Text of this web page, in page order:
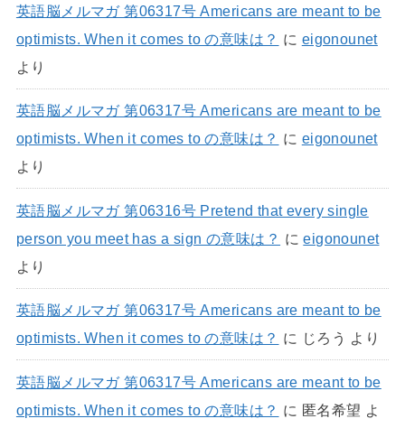
英語脳メルマガ 第06317号 Americans are meant to be
optimists. When it comes to の意味は？ に eigonounet
より
英語脳メルマガ 第06317号 Americans are meant to be
optimists. When it comes to の意味は？ に eigonounet
より
英語脳メルマガ 第06316号 Pretend that every single
person you meet has a sign の意味は？ にeigonounet
より
英語脳メルマガ 第06317号 Americans are meant to be
optimists. When it comes to の意味は？ に じろう より
英語脳メルマガ 第06317号 Americans are meant to be
optimists. When it comes to の意味は？ に 匿名希望 よ